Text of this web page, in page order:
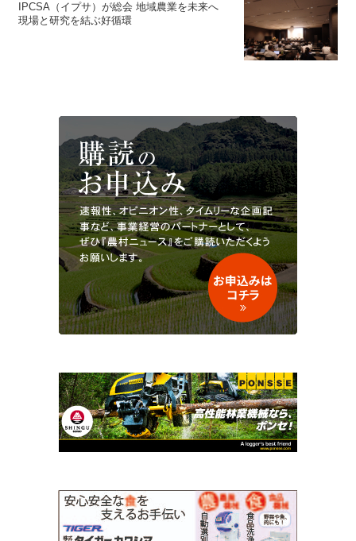
IPCSA（イプサ）が総会 地域農業を未来へ
現場と研究を結ぶ好循環